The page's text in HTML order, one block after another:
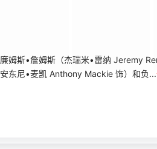
斯•詹姆斯（杰瑞米•雷纳 Jeremy
东尼•麦凯 Anthony Mackie 饰）和负...